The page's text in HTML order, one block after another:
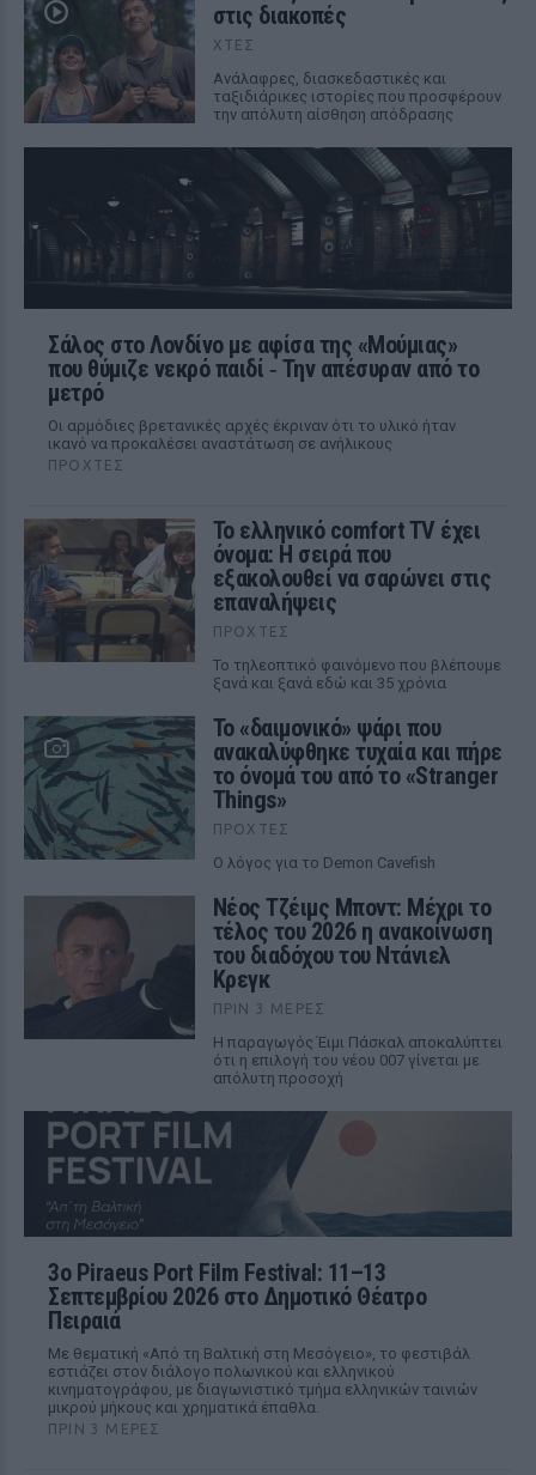
στις διακοπές
ΧΤΕΣ
Aνάλαφρες, διασκεδαστικές και
ταξιδιάρικες ιστορίες που προσφέρουν
την απόλυτη αίσθηση απόδρασης
Σάλος στο Λονδίνο με αφίσα της «Μούμιας»
που θύμιζε νεκρό παιδί ‑ Την απέσυραν από το
μετρό
Οι αρμόδιες βρετανικές αρχές έκριναν ότι το υλικό ήταν
ικανό να προκαλέσει αναστάτωση σε ανήλικους
ΠΡΟΧΤΈΣ
Το ελληνικό comfort TV έχει
όνομα: Η σειρά που
εξακολουθεί να σαρώνει στις
επαναλήψεις
ΠΡΟΧΤΈΣ
Το τηλεοπτικό φαινόμενο που βλέπουμε
ξανά και ξανά εδώ και 35 χρόνια
Το «δαιμονικό» ψάρι που
ανακαλύφθηκε τυχαία και πήρε
το όνομά του από το «Stranger
Things»
ΠΡΟΧΤΈΣ
Ο λόγος για το Demon Cavefish
Νέος Τζέιμς Μποντ: Μέχρι το
τέλος του 2026 η ανακοίνωση
του διαδόχου του Ντάνιελ
Κρεγκ
ΠΡΙΝ 3 ΜΈΡΕΣ
Η παραγωγός Έιμι Πάσκαλ αποκαλύπτει
ότι η επιλογή του νέου 007 γίνεται με
απόλυτη προσοχή
3ο Piraeus Port Film Festival: 11–13
Σεπτεμβρίου 2026 στο Δημοτικό Θέατρο
Πειραιά
Με θεματική «Από τη Βαλτική στη Μεσόγειο», το φεστιβάλ
εστιάζει στον διάλογο πολωνικού και ελληνικού
κινηματογράφου, με διαγωνιστικό τμήμα ελληνικών ταινιών
μικρού μήκους και χρηματικά έπαθλα.
ΠΡΙΝ 3 ΜΈΡΕΣ